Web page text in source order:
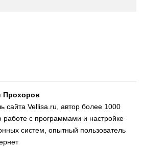
Прохоров
сайта Vellisa.ru, автор более 1000
работе с программами и настройке
систем, опытный пользователь